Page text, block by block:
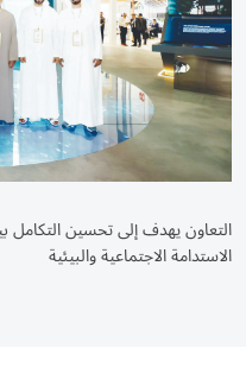
التعاون يهدف إلى تحسين
الاستدامة الاجتماعية والبيئية